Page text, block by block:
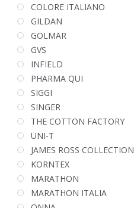
COLORE ITALIANO
GILDAN
GOLMAR
GVS
INFIELD
PHARMA QUI
SIGGI
SINGER
THE COTTON FACTORY
UNI-T
JAMES ROSS COLLECTION
KORNTEX
MARATHON
MARATHON ITALIA